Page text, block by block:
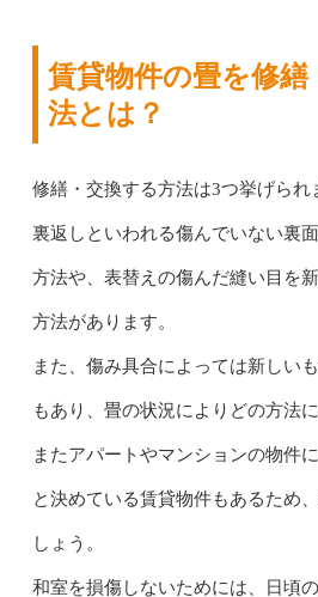
賃貸物件の畳を修
法とは？
修繕・交換する方法は3つ挙げられ
裏返しといわれる傷んでいない裏
方法や、表替えの傷んだ縫い目を
方法があります。
また、傷み具合によっては新しい
もあり、畳の状況によりどの方法
またアパートやマンションの物件
と決めている賃貸物件もあるため
しょう。
和室を損傷しないためには、日頃